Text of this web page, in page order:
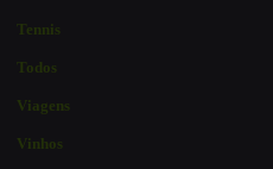
Tennis
Todos
Viagens
Vinhos